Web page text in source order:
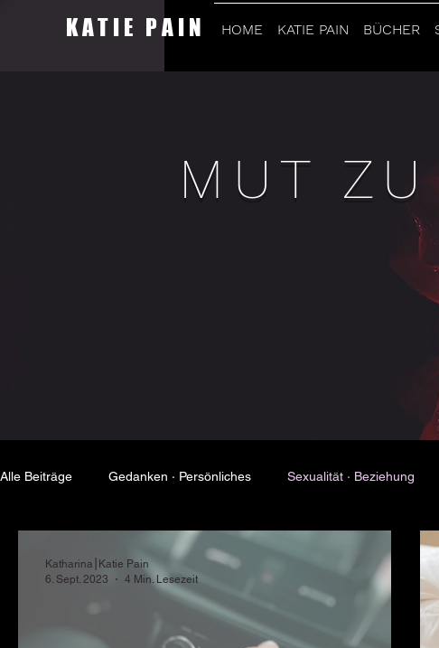
KATIE PAIN HOME KATIE PAIN BÜCHER
MUT
Alle Beiträge Gedanken ∙ Persönliches Sexualität ∙ Beziehung
Katharina⎮Katie Pain
6. Sept. 2023
4 Min. Lesezeit